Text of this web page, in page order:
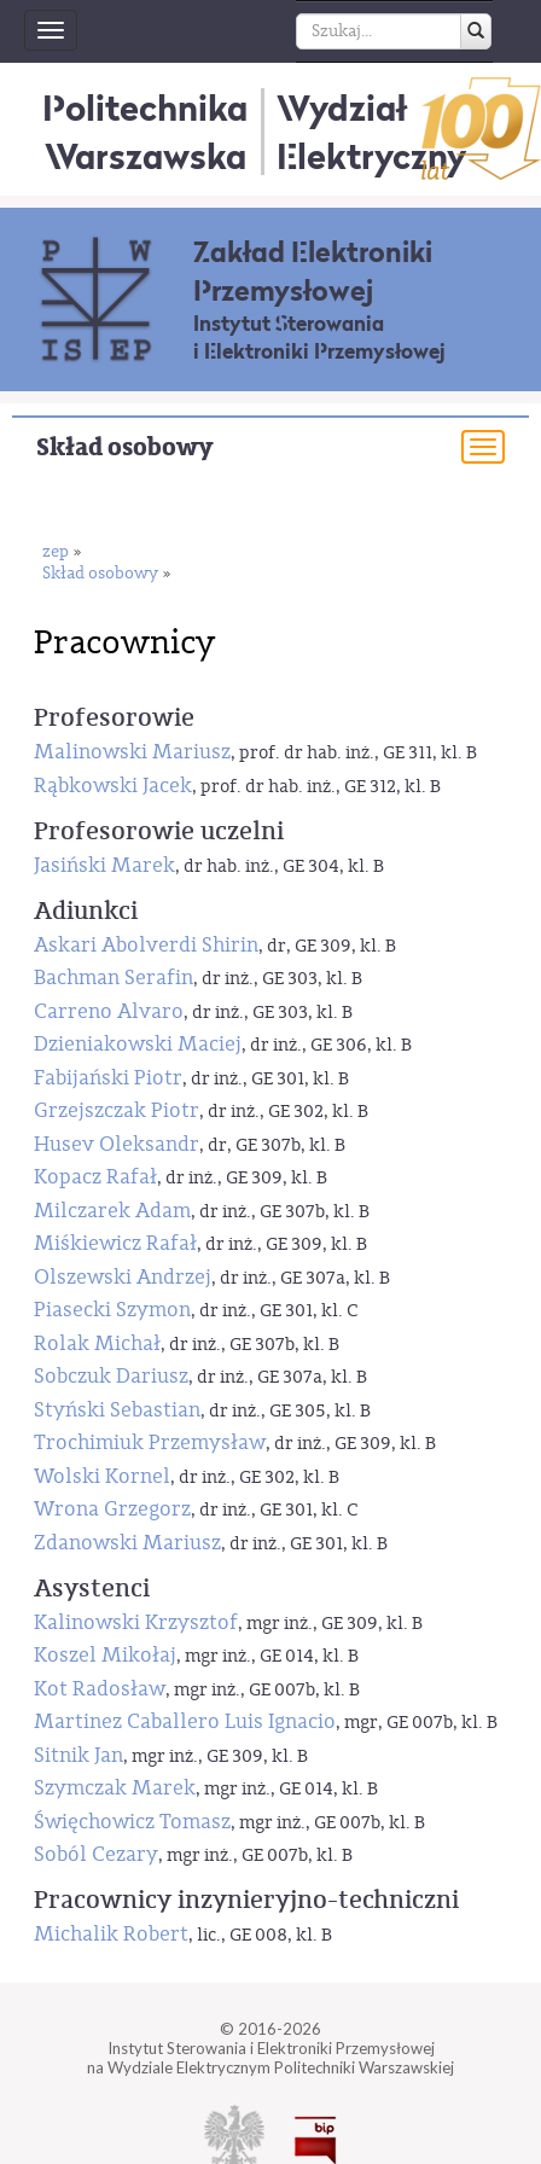
Toggle
navigation
Politechnika
Warszawska
Wydział
Elektryczny
Zakład Elektroniki
Przemysłowej
Instytut Sterowania
i Elektroniki Przemysłowej
Skład osobowy
zep »
Skład osobowy »
Pracownicy
Profesorowie
Malinowski Mariusz, prof. dr hab. inż., GE 311, kl. B
Rąbkowski Jacek, prof. dr hab. inż., GE 312, kl. B
Profesorowie uczelni
Jasiński Marek, dr hab. inż., GE 304, kl. B
Adiunkci
Askari Abolverdi Shirin, dr, GE 309, kl. B
Bachman Serafin, dr inż., GE 303, kl. B
Carreno Alvaro, dr inż., GE 303, kl. B
Dzieniakowski Maciej, dr inż., GE 306, kl. B
Fabijański Piotr, dr inż., GE 301, kl. B
Grzejszczak Piotr, dr inż., GE 302, kl. B
Husev Oleksandr, dr, GE 307b, kl. B
Kopacz Rafał, dr inż., GE 309, kl. B
Milczarek Adam, dr inż., GE 307b, kl. B
Miśkiewicz Rafał, dr inż., GE 309, kl. B
Olszewski Andrzej, dr inż., GE 307a, kl. B
Piasecki Szymon, dr inż., GE 301, kl. C
Rolak Michał, dr inż., GE 307b, kl. B
Sobczuk Dariusz, dr inż., GE 307a, kl. B
Styński Sebastian, dr inż., GE 305, kl. B
Trochimiuk Przemysław, dr inż., GE 309, kl. B
Wolski Kornel, dr inż., GE 302, kl. B
Wrona Grzegorz, dr inż., GE 301, kl. C
Zdanowski Mariusz, dr inż., GE 301, kl. B
Asystenci
Kalinowski Krzysztof, mgr inż., GE 309, kl. B
Koszel Mikołaj, mgr inż., GE 014, kl. B
Kot Radosław, mgr inż., GE 007b, kl. B
Martinez Caballero Luis Ignacio, mgr, GE 007b, kl. B
Sitnik Jan, mgr inż., GE 309, kl. B
Szymczak Marek, mgr inż., GE 014, kl. B
Święchowicz Tomasz, mgr inż., GE 007b, kl. B
Soból Cezary, mgr inż., GE 007b, kl. B
Pracownicy inzynieryjno-techniczni
Michalik Robert, lic., GE 008, kl. B
© 2016-2026
Instytut Sterowania i Elektroniki Przemysłowej
na Wydziale Elektrycznym Politechniki Warszawskiej